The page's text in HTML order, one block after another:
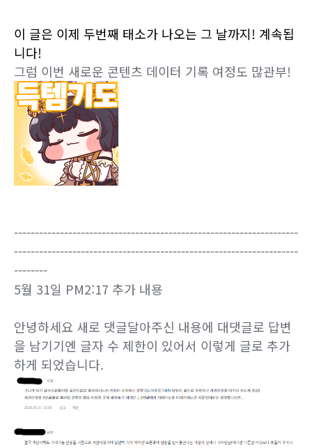
이 글은 이제 두번째 태소가 나오는 그 날까지! 계속됩
니다!
그럼 이번 새로운 콘텐츠 데이터 기록 여정도 많관부!
--------------------------------------------------------------------
--------------------------------------------------------------------
--------
5월 31일 PM2:17 추가 내용
안녕하세요 새로 댓글달아주신 내용에 대댓글로 답변
을 남기기엔 글자 수 제한이 있어서 이렇게 글로 추가
하게 되었습니다.